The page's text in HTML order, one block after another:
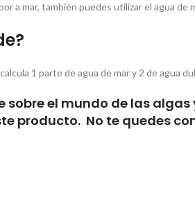
a mar, también puedes utilizar el agua de
1 parte de agua de mar y 2 de agua
el mundo de las
producto. No te quedes